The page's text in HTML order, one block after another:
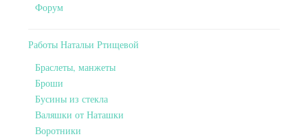
Форум
Работы Натальи Ртищевой
Браслеты, манжеты
Броши
Бусины из стекла
Валяшки от Наташки
Воротники